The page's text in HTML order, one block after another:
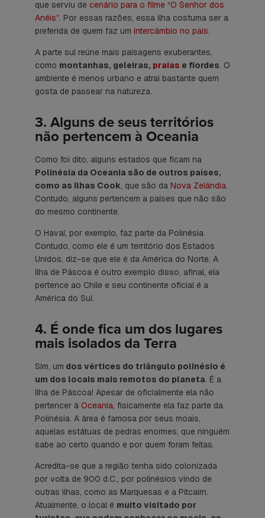
que serviu de cenário para o filme “O Senhor dos
Anéis”. Por essas razões, essa ilha costuma ser a
preferida de quem faz um intercâmbio no país.
A parte sul reúne mais paisagens exuberantes,
como montanhas, geleiras, praias e fiordes. O
ambiente é menos urbano e atrai bastante quem
gosta de passear na natureza.
3. Alguns de seus territórios
não pertencem à Oceania
Como foi dito, alguns estados que ficam na
Polinésia da Oceania são de outros países,
como as Ilhas Cook, que são da Nova Zelândia.
Contudo, alguns pertencem a países que não são
do mesmo continente.
O Havaí, por exemplo, faz parte da Polinésia.
Contudo, como ele é um território dos Estados
Unidos, diz-se que ele é da América do Norte. A
Ilha de Páscoa é outro exemplo disso, afinal, ela
pertence ao Chile e seu continente oficial é a
América do Sul.
4. É onde fica um dos lugares
mais isolados da Terra
Sim, um dos vértices do triângulo polinésio é
um dos locais mais remotos do planeta. É a
Ilha de Páscoa! Apesar de oficialmente ela não
pertencer à Oceania, fisicamente ela faz parte da
Polinésia. A área é famosa por seus moais,
aquelas estátuas de pedras enormes, que ninguém
sabe ao certo quando e por quem foram feitas.
Acredita-se que a região tenha sido colonizada
por volta de 900 d.C., por polinésios vindo de
outras ilhas, como as Marquesas e a Pitcairn.
Atualmente, o local é muito visitado por